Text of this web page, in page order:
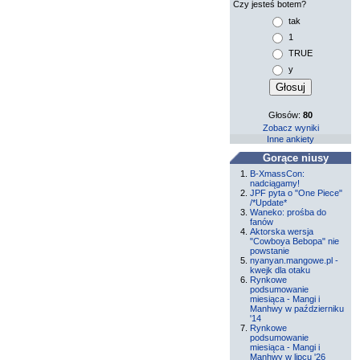
Czy jesteś botem?
tak
1
TRUE
y
Głosów:80
Zobacz wyniki
Inne ankiety
Gorące niusy
B-XmassCon:
nadciągamy!
JPF pyta o "One Piece"
/*Update*
Waneko: prośba do
fanów
Aktorska wersja
"Cowboya Bebopa" nie
powstanie
nyanyan.mangowe.pl -
kwejk dla otaku
Rynkowe
podsumowanie
miesiąca - Mangi i
Manhwy w październiku
'14
Rynkowe
podsumowanie
miesiąca - Mangi i
Manhwy w lipcu '26